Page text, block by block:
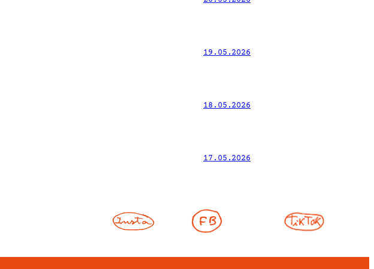
19.05.2026
18.05.2026
17.05.2026